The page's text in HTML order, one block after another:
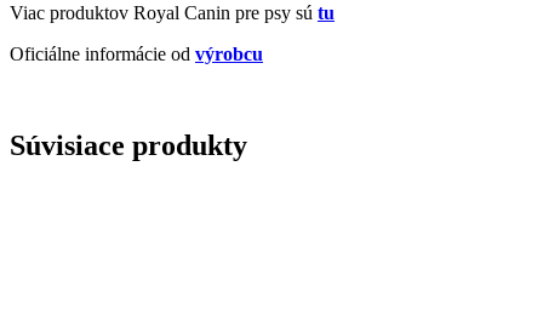
Viac produktov Royal Canin pre psy sú tu
Oficiálne informácie od výrobcu
Súvisiace produkty